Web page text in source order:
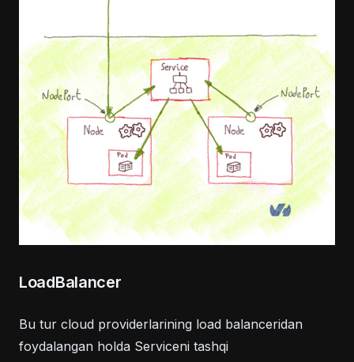
LoadBalancer
Bu tur cloud providerlarining load balanceridan
foydalangan holda Serviceni tashqi